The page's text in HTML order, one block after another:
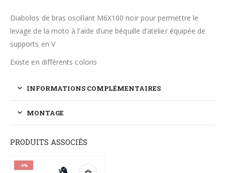
Diabolos de bras oscillant M6X100 noir pour permettre le
levage de la moto à l’aide d’une béquille d’atelier équipée de
supports en V
Existe en différents coloris
INFORMATIONS COMPLÉMENTAIRES
MONTAGE
PRODUITS ASSOCIÉS
-9%